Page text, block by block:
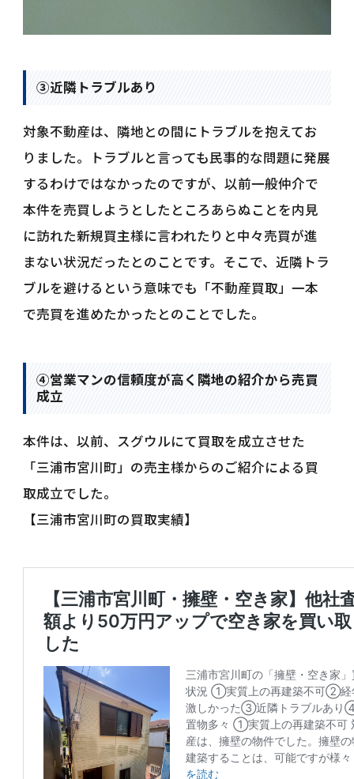
③近隣トラブルあり
対象不動産は、隣地との間にトラブルを抱えてお
りました。トラブルと言っても民事的な問題に発展
するわけではなかったのですが、以前一般仲介で
本件を売買しようとしたところあらぬことを内見
に訪れた新規買主様に言われたりと中々売買が進
まない状況だったとのことです。そこで、近隣トラ
ブルを避けるという意味でも「不動産買取」一本
で売買を進めたかったとのことでした。
④営業マンの信頼度が高く隣地の紹介から売買
成立
本件は、以前、スグウルにて買取を成立させた
「三浦市宮川町」の売主様からのご紹介による買
取成立でした。
【三浦市宮川町の買取実績】